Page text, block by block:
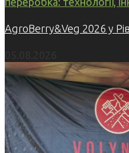
AgroBerry&Veg 2026 у